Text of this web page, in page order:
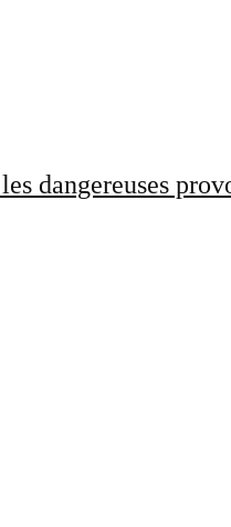
dangereuses